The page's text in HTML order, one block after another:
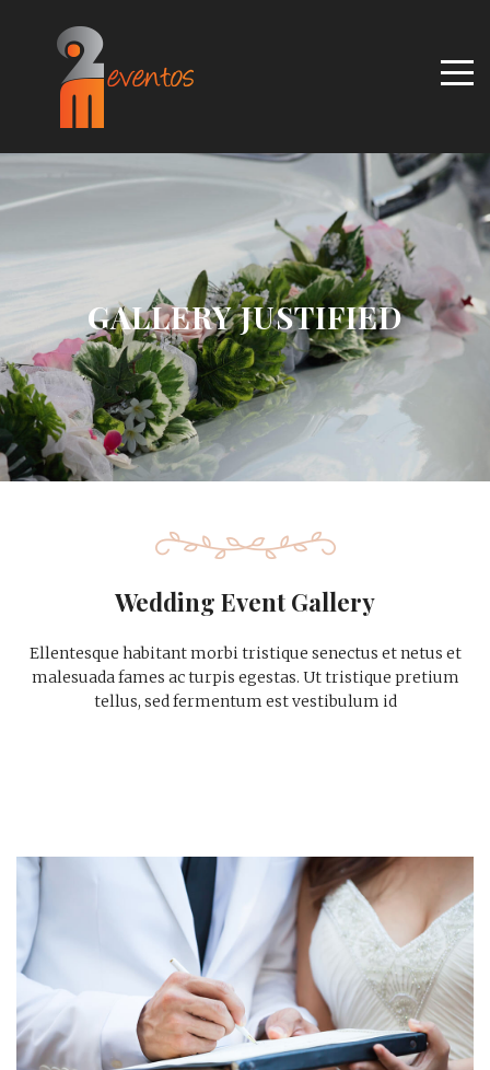
GALLERY JUSTIFIED
Wedding Event Gallery
Ellentesque habitant morbi tristique senectus et netus et
malesuada fames ac turpis egestas. Ut tristique pretium
tellus, sed fermentum est vestibulum id